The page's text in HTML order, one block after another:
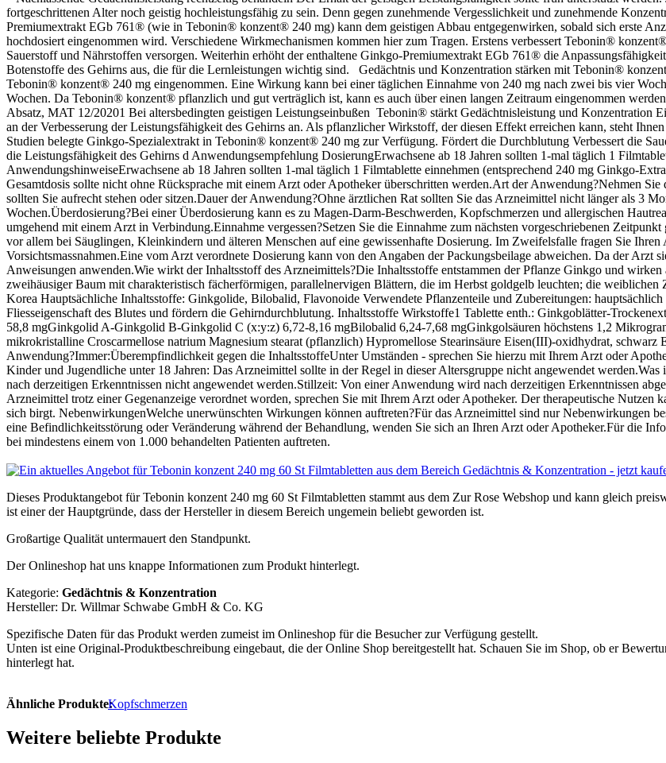
fortgeschrittenen Alter noch geistig hochleistungsfähig zu sein. Denn gegen zunehmende Vergesslichkeit und zunehmende
Premiumextrakt EGb 761® (wie in Tebonin® konzent® 240 mg) kann dem geistigen Abbau entgegenwirken, sobald sich erste
hochdosiert eingenommen wird. Verschiedene Wirkmechanismen kommen hier zum Tragen. Erstens verbessert Tebonin®
Sauerstoff und Nährstoffen versorgen. Weiterhin erhöht der enthaltene Ginkgo-Premiumextrakt EGb 761® die
Botenstoffe des Gehirns aus, die für die Lernleistungen wichtig sind. Gedächtnis und Konzentration stärken mit Tebonin®
Tebonin® konzent® 240 mg eingenommen. Eine Wirkung kann bei einer täglichen Einnahme von 240 mg nach zwei bis vier
Wochen. Da Tebonin® konzent® pflanzlich und gut verträglich ist, kann es auch über einen langen Zeitraum eingenommen
Absatz, MAT 12/20201 Bei altersbedingten geistigen Leistungseinbußen Tebonin® stärkt Gedächtnisleistung und Konzentration
an der Verbesserung der Leistungsfähigkeit des Gehirns an. Als pflanzlicher Wirkstoff, der diesen Effekt erreichen kann, steht
Studien belegte Ginkgo-Spezialextrakt in Tebonin® konzent® 240 mg zur Verfügung. Fördert die Durchblutung Verbessert die
die Leistungsfähigkeit des Gehirns d Anwendungsempfehlung DosierungErwachsene ab 18 Jahren sollten 1-mal täglich 1
AnwendungshinweiseErwachsene ab 18 Jahren sollten 1-mal täglich 1 Filmtablette einnehmen (entsprechend 240 mg Ginkgo-
Gesamtdosis sollte nicht ohne Rücksprache mit einem Arzt oder Apotheker überschritten werden.Art der Anwendung?Nehmen
sollten Sie aufrecht stehen oder sitzen.Dauer der Anwendung?Ohne ärztlichen Rat sollten Sie das Arzneimittel nicht länger als 3
Wochen.Überdosierung?Bei einer Überdosierung kann es zu Magen-Darm-Beschwerden, Kopfschmerzen und allergischen
umgehend mit einem Arzt in Verbindung.Einnahme vergessen?Setzen Sie die Einnahme zum nächsten vorgeschriebenen
vor allem bei Säuglingen, Kleinkindern und älteren Menschen auf eine gewissenhafte Dosierung. Im Zweifelsfalle fragen Sie
Vorsichtsmassnahmen.Eine vom Arzt verordnete Dosierung kann von den Angaben der Packungsbeilage abweichen. Da der Arzt
Anweisungen anwenden.Wie wirkt der Inhaltsstoff des Arzneimittels?Die Inhaltsstoffe entstammen der Pflanze Ginkgo und wirken
zweihäusiger Baum mit charakteristisch fächerförmigen, parallelnervigen Blättern, die im Herbst goldgelb leuchten; die weiblichen
Korea Hauptsächliche Inhaltsstoffe: Ginkgolide, Bilobalid, Flavonoide Verwendete Pflanzenteile und Zubereitungen:
Fliesseigenschaft des Blutes und fördern die Gehirndurchblutung. Inhaltsstoffe Wirkstoffe1 Tablette enth.: Ginkgoblätter-
58,8 mgGinkgolid A-Ginkgolid B-Ginkgolid C (x:y:z) 6,72-8,16 mgBilobalid 6,24-7,68 mgGinkgolsäuren höchstens 1,2
mikrokristalline Croscarmellose natrium Magnesium stearat (pflanzlich) Hypromellose Stearinsäure Eisen(III)-oxidhydrat,
Anwendung?Immer:Überempfindlichkeit gegen die InhaltsstoffeUnter Umständen - sprechen Sie hierzu mit Ihrem Arzt oder
Kinder und Jugendliche unter 18 Jahren: Das Arzneimittel sollte in der Regel in dieser Altersgruppe nicht angewendet
nach derzeitigen Erkenntnissen nicht angewendet werden.Stillzeit: Von einer Anwendung wird nach derzeitigen Erkenntnissen
Arzneimittel trotz einer Gegenanzeige verordnet worden, sprechen Sie mit Ihrem Arzt oder Apotheker. Der therapeutische Nutzen
sich birgt. NebenwirkungenWelche unerwünschten Wirkungen können auftreten?Für das Arzneimittel sind nur Nebenwirkungen
eine Befindlichkeitsstörung oder Veränderung während der Behandlung, wenden Sie sich an Ihren Arzt oder Apotheker.Für die
bei mindestens einem von 1.000 behandelten Patienten auftreten.
Dieses Produktangebot für Tebonin konzent 240 mg 60 St Filmtabletten stammt aus dem Zur Rose Webshop und kann gleich
ist einer der Hauptgründe, dass der Hersteller in diesem Bereich ungemein beliebt geworden ist.
Großartige Qualität untermauert den Standpunkt.
Der Onlineshop hat uns knappe Informationen zum Produkt hinterlegt.
Kategorie: Gedächtnis & Konzentration
Hersteller: Dr. Willmar Schwabe GmbH & Co. KG
Spezifische Daten für das Produkt werden zumeist im Onlineshop für die Besucher zur Verfügung gestellt.
Unten ist eine Original-Produktbeschreibung eingebaut, die der Online Shop bereitgestellt hat. Schauen Sie im Shop, ob er
hinterlegt hat.
Ähnliche Produkte:Kopfschmerzen
Weitere beliebte Produkte